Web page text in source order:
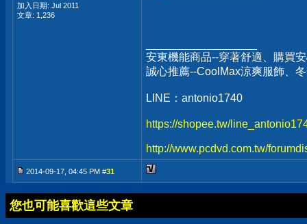
加入日期: Jul 2011
文章: 1,236
安東機能商品--穿著舒適、購買
誠心推薦--CoolMax涼爽服飾、
LINE：antonio1740
https://shopee.tw/
http://www.pcdvd.com.tw/
2014-09-17, 04:45 PM #31
您也可能喜歡這些文章